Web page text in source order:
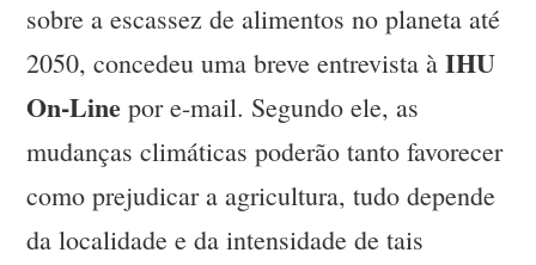
sobre a escassez de alimentos no planeta até
2050, concedeu uma breve entrevista àIHU
On-Line por e-mail. Segundo ele, as
mudanças climáticas poderão tanto favorecer
como prejudicar a agricultura, tudo depende
da localidade e da intensidade de tais